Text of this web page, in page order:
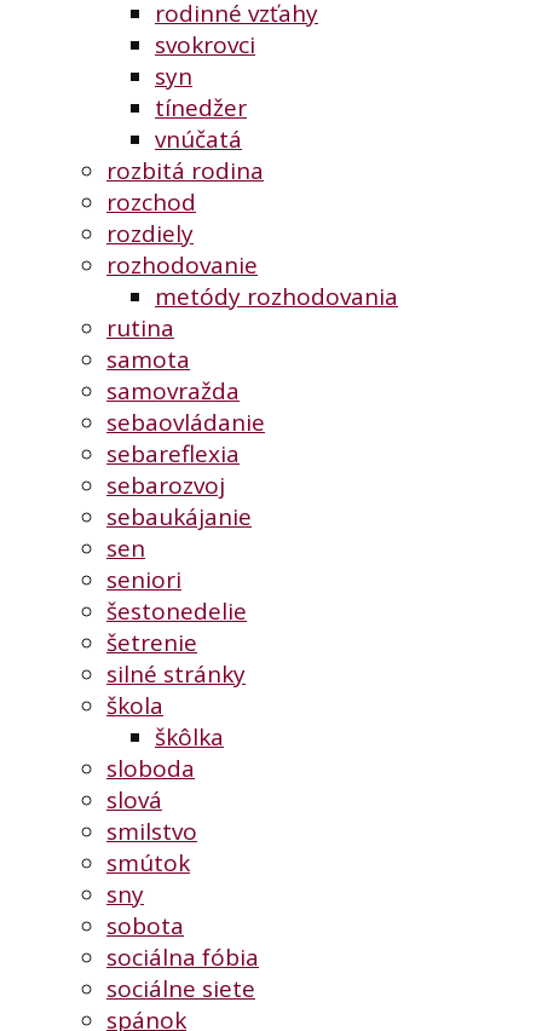
rodinné vzťahy
svokrovci
syn
tínedžer
vnúčatá
rozbitá rodina
rozchod
rozdiely
rozhodovanie
metódy rozhodovania
rutina
samota
samovražda
sebaovládanie
sebareflexia
sebarozvoj
sebaukájanie
sen
seniori
šestonedelie
šetrenie
silné stránky
škola
škôlka
sloboda
slová
smilstvo
smútok
sny
sobota
sociálna fóbia
sociálne siete
spánok